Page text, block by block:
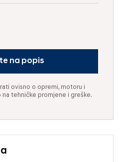
na popis
ovisno o opremi, motoru i
na tehničke promjene i greške.